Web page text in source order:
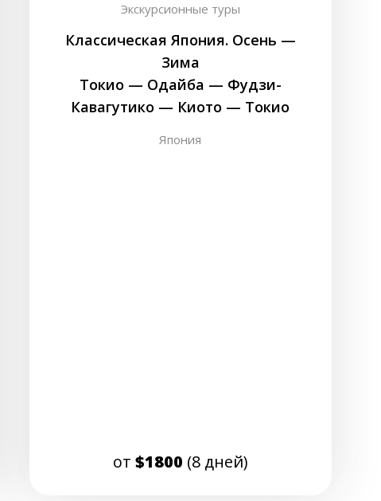
Экскурсионные туры
Классическая Япония. Осень —
Зима
Токио — Одайба — Фудзи-
Кавагутико — Киото — Токио
Япония
от $1800 (8 дней)